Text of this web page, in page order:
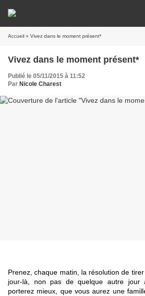
Accueil » Vivez dans le moment présent*
Vivez dans le moment présent*
Publié le 05/11/2015 à 11:52
Par Nicole Charest
Prenez, chaque matin, la résolution de
jour-là, non pas de quelque autre jour
porterez mieux, que vous aurez une